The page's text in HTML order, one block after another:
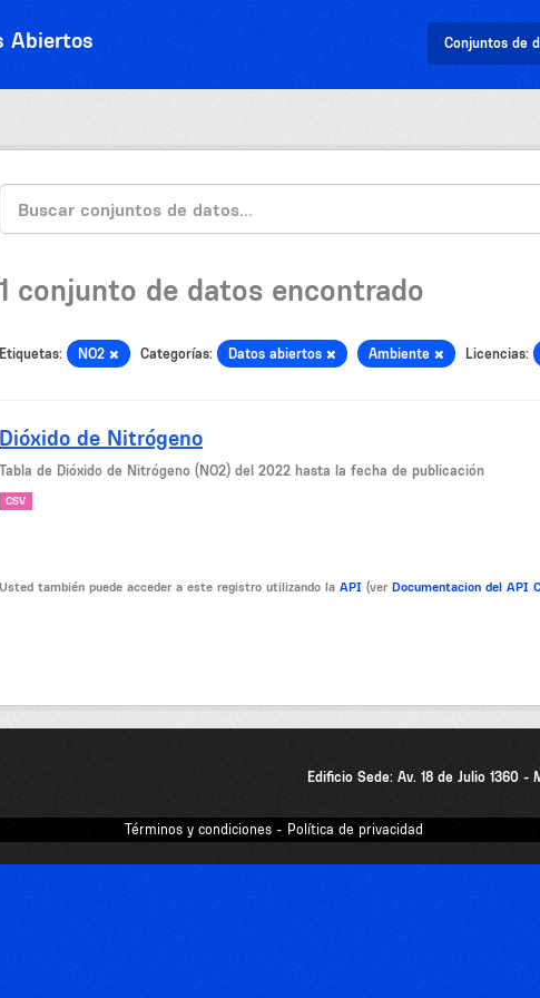
Abiertos Conjuntos de
1 conjunto de datos encontrado
Etiquetas: NO2 Categorías: Datos abiertos Ambiente Licencias:
Dióxido de Nitrógeno
Tabla de Dióxido de Nitrógeno (NO2) del 2022 hasta la fecha de publicación
CSV
Usted también puede acceder a este registro utilizando la API (ver Documentacion del API
Edificio Sede: Av. 18 de Julio 1360 -
Términos y condiciones - Política de privacidad